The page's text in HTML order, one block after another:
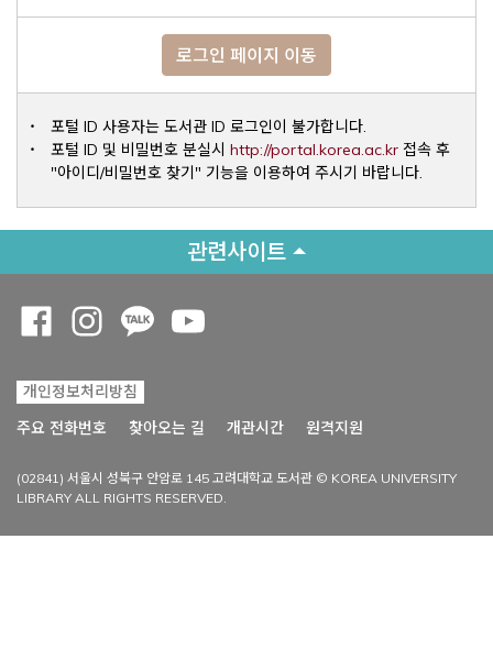
로그인 페이지 이동
포털 ID 사용자는 도서관 ID 로그인이 불가합니다.
포털 ID 및 비밀번호 분실시 http://portal.korea.ac.krOpens a
접속 후
"아이디/비밀번호 찾기" 기능을 이용하여 주시기 바랍니다.
관련사이트
개인정보처리방침
주요 전화번호
찾아오는 길 개관시간 원격지원
(02841) 서울시 성북구 안암로 145 고려대학교 도서관 © KOREA UNIVERSITY
LIBRARY ALL RIGHTS RESERVED.
Opens a new window
Opens a new window
Opens a new window